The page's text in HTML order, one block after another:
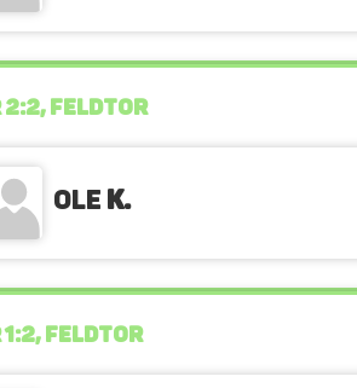
2:2, FELDTOR
Ole K.
1:2, FELDTOR